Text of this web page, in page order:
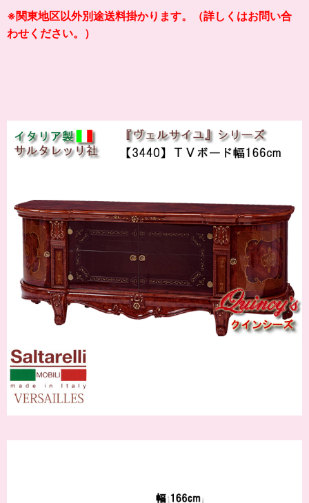
※関東地区以外別途送料掛かります。（詳しくはお問い合
わせください。）